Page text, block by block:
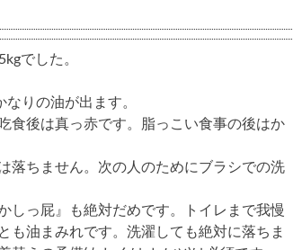
でした。
りの油が出ます。
食後は真っ赤です。脂っこい食事の後はか
落ちません。次の人のためにブラシでの洗
しっ屁』も絶対だめです。トイレまで我慢
も油まみれです。洗濯しても絶対に落ちま